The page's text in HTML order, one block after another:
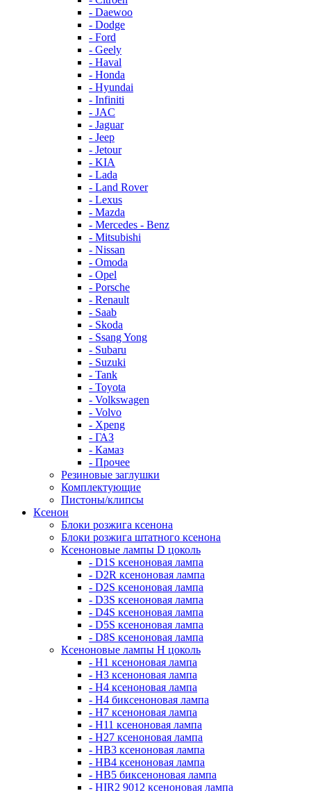
- Daewoo
- Dodge
- Ford
- Geely
- Haval
- Honda
- Hyundai
- Infiniti
- JAC
- Jaguar
- Jeep
- Jetour
- KIA
- Lada
- Land Rover
- Lexus
- Mazda
- Mercedes - Benz
- Mitsubishi
- Nissan
- Omoda
- Opel
- Porsche
- Renault
- Saab
- Skoda
- Ssang Yong
- Subaru
- Suzuki
- Tank
- Toyota
- Volkswagen
- Volvo
- Xpeng
- ГАЗ
- Камаз
- Прочее
Резиновые заглушки
Комплектующие
Пистоны/клипсы
Ксенон
Блоки розжига ксенона
Блоки розжига штатного ксенона
Ксеноновые лампы D цоколь
- D1S ксеноновая лампа
- D2R ксеноновая лампа
- D2S ксеноновая лампа
- D3S ксеноновая лампа
- D4S ксеноновая лампа
- D5S ксеноновая лампа
- D8S ксеноновая лампа
Ксеноновые лампы Н цоколь
- H1 ксеноновая лампа
- H3 ксеноновая лампа
- H4 ксеноновая лампа
- H4 биксеноновая лампа
- H7 ксеноновая лампа
- H11 ксеноновая лампа
- H27 ксеноновая лампа
- HB3 ксеноновая лампа
- HB4 ксеноновая лампа
- HB5 биксеноновая лампа
- HIR2 9012 ксеноновая лампа